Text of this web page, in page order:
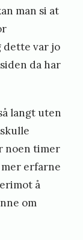
man si at
dette var jo
da har
langt uten
noen timer
mer erfarne
å
om